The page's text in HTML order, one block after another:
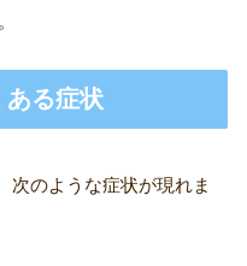
ある症状
次のような症状が現れま